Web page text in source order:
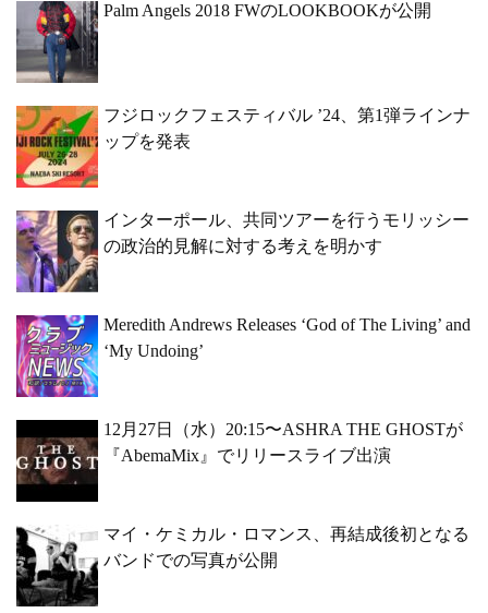
Palm Angels 2018 FWのLOOKBOOKが公開
フジロックフェスティバル ’24、第1弾ラインナ
ップを発表
インターポール、共同ツアーを行うモリッシー
の政治的見解に対する考えを明かす
Meredith Andrews Releases ‘God of The Living’ and
‘My Undoing’
12月27日（水）20:15〜ASHRA THE GHOSTが
『AbemaMix』でリリースライブ出演
マイ・ケミカル・ロマンス、再結成後初となる
バンドでの写真が公開